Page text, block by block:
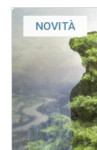
NOVITÀ